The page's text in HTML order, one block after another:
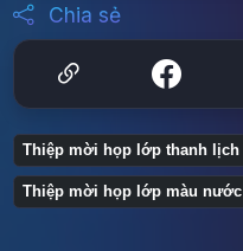
Chia sẻ
Thiệp mời họp lớp thanh lịch
Thiệp mời họp lớp màu nước